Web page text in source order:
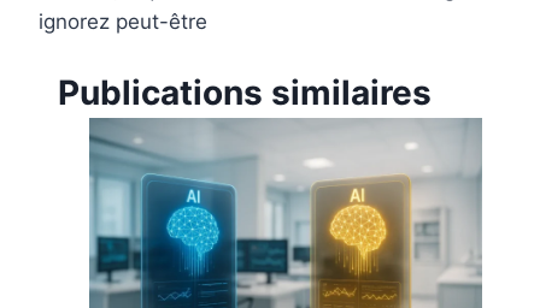
ignorez peut-être
Publications similaires